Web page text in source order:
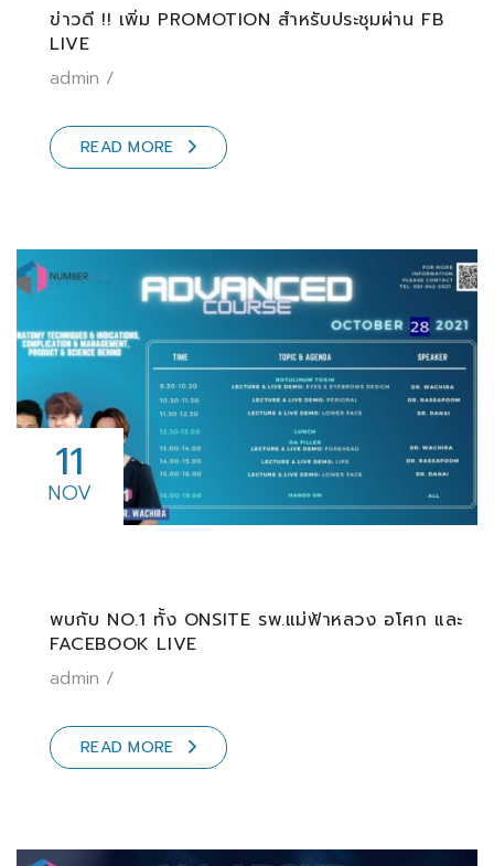
ข่าวดี !! เพิ่ม PROMOTION สำหรับประชุมผ่าน FB
LIVE
admin
READ MORE
11
NOV
พบกับ NO.1 ทั้ง ONSITE รพ.แม่ฟ้าหลวง อโศก และ
FACEBOOK LIVE
admin
READ MORE